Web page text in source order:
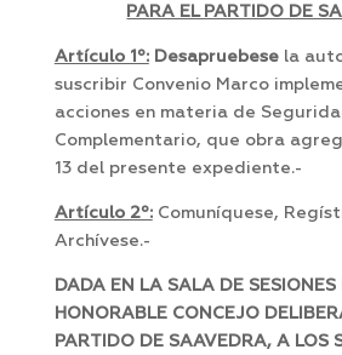
PARA EL PARTIDO DE
Artículo 1º: Desapruebesela
suscribir Convenio Marco
acciones en materia de
Complementario, que obra
13 del presente expediente.-
Artículo 2º:Comuníquese,
Archívese.-
DADA EN LA SALA DE SESIONES
HONORABLE CONCEJO
PARTIDO DE SAAVEDRA, A LOS